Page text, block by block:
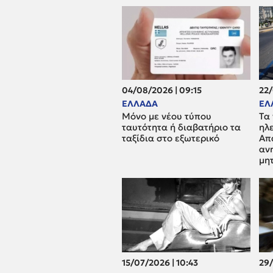
04/08/2026 | 09:15
ΕΛΛΑΔΑ
Μόνο με νέου τύπου
ταυτότητα ή διαβατήριο τα
ταξίδια στο εξωτερικό
Tα
15/07/2026 | 10:43